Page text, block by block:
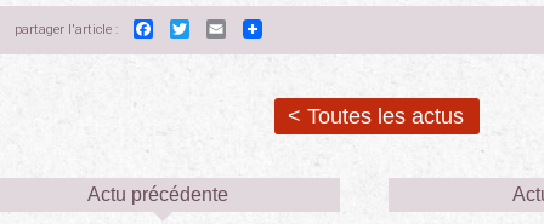
partager l'article : Facebook
TwitterEmail
< Toutes les actus
Actu précédente